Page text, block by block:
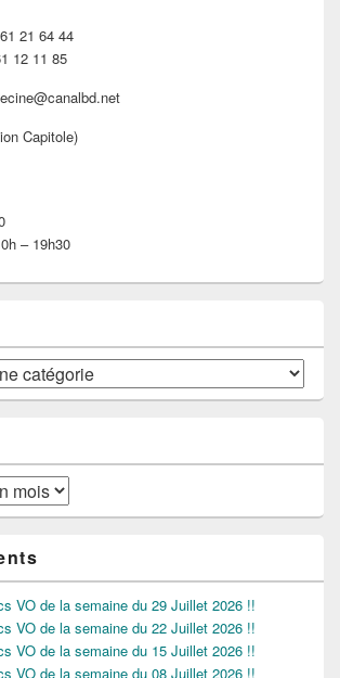
21 64 44
12 11 85
Capitole)
– 19h30
VO de la semaine du 29 Juillet 2026 !!
VO de la semaine du 22 Juillet 2026 !!
VO de la semaine du 15 Juillet 2026 !!
VO de la semaine du 08 Juillet 2026 !!